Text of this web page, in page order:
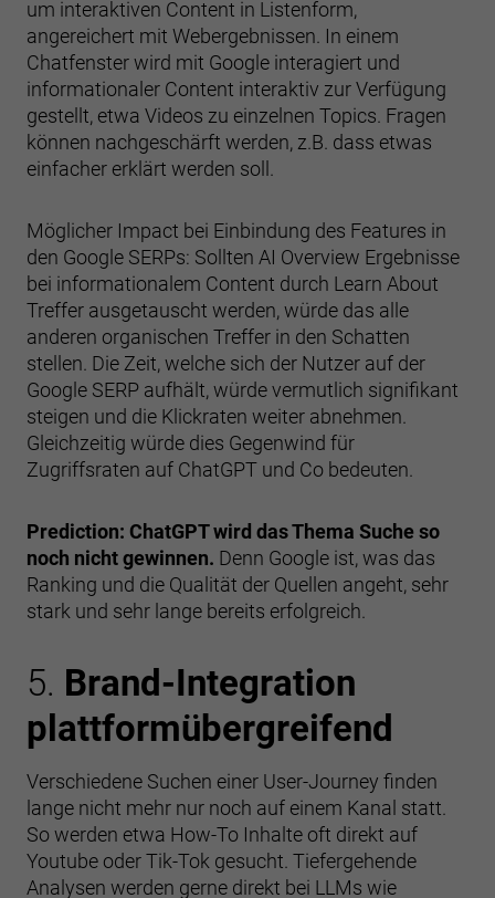
um interaktiven Content in Listenform,
angereichert mit Webergebnissen. In einem
Chatfenster wird mit Google interagiert und
informationaler Content interaktiv zur Verfügung
gestellt, etwa Videos zu einzelnen Topics. Fragen
können nachgeschärft werden, z.B. dass etwas
einfacher erklärt werden soll.
Möglicher Impact bei Einbindung des Features in
den Google SERPs: Sollten AI Overview Ergebnisse
bei informationalem Content durch Learn About
Treffer ausgetauscht werden, würde das alle
anderen organischen Treffer in den Schatten
stellen. Die Zeit, welche sich der Nutzer auf der
Google SERP aufhält, würde vermutlich signifikant
steigen und die Klickraten weiter abnehmen.
Gleichzeitig würde dies Gegenwind für
Zugriffsraten auf ChatGPT und Co bedeuten.
Prediction: ChatGPT wird das Thema Suche so
noch nicht gewinnen. Denn Google ist, was das
Ranking und die Qualität der Quellen angeht, sehr
stark und sehr lange bereits erfolgreich.
5. Brand-Integration
plattformübergreifend
Verschiedene Suchen einer User-Journey finden
lange nicht mehr nur noch auf einem Kanal statt.
So werden etwa How-To Inhalte oft direkt auf
Youtube oder Tik-Tok gesucht. Tiefergehende
Analysen werden gerne direkt bei LLMs wie